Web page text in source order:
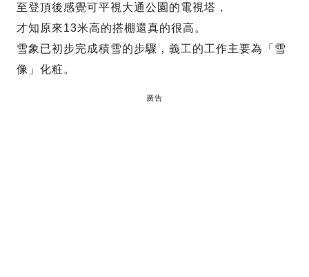
至登頂後感覺可平視大通公園的電視塔，
才知原來13米高的搭棚還真的很高。
雪象已初步完成積雪的步驟，義工的工作主要為「雪
像」化粧。
廣告